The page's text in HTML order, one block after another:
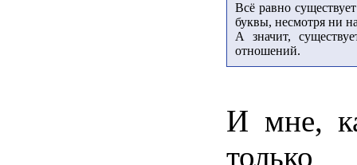
Всё равно
буквы, несмотря ни
А значит,
отношений.
И мне,